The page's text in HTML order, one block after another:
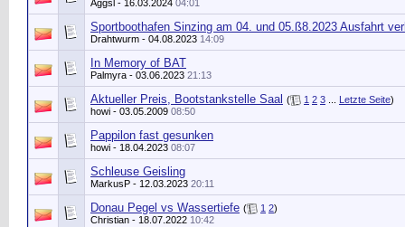
Aggsl - 16.03.2024 04:01
Sportboothafen Sinzing am 04. und 05.ß8.2023 Ausfahrt
Drahtwurm - 04.08.2023 14:09
In Memory of BAT
Palmyra - 03.06.2023 21:13
Aktueller Preis, Bootstankstelle Saal ( 1 2 3 Letzte Seite)
howi - 03.05.2009 08:50
Pappilon fast gesunken
howi - 18.04.2023 08:07
Schleuse Geisling
MarkusP - 12.03.2023 20:11
Donau Pegel vs Wassertiefe ( 1 2)
Christian - 18.07.2022 10:42